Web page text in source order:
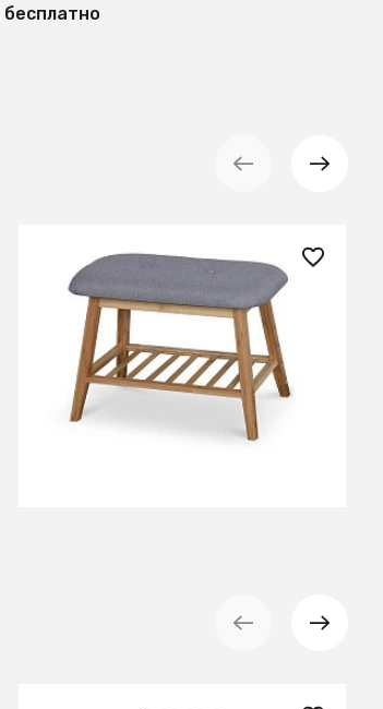
бесплатно
6 860 ₽
Полка для обуви Halmar ST-14